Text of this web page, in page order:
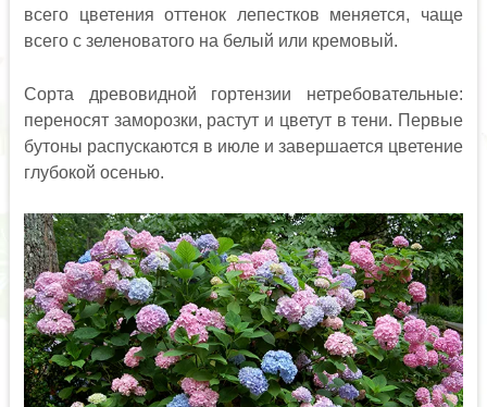
всего цветения оттенок лепестков меняется, чаще
всего с зеленоватого на белый или кремовый.
Сорта древовидной гортензии нетребовательные:
переносят заморозки, растут и цветут в тени. Первые
бутоны распускаются в июле и завершается цветение
глубокой осенью.